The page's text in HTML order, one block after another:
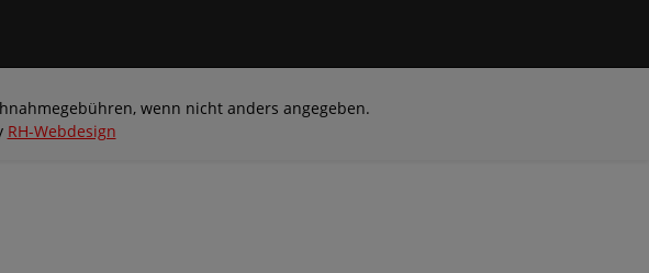
wenn nicht anders angegeben.
RH-Webdesign